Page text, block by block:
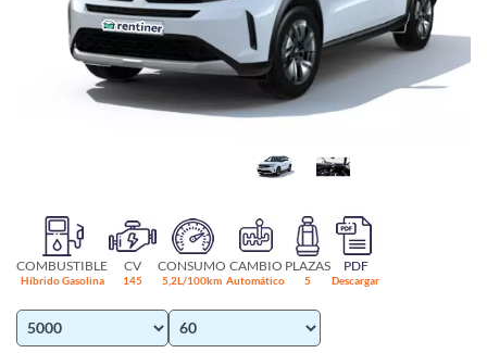
COMBUSTIBLE
Híbrido Gasolina
CV
145
CONSUMO
5,2L/100km
CAMBIO
Automático
PLAZAS
5
PDF
Descargar